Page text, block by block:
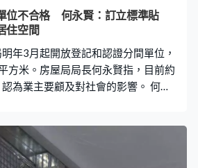
成，有信心房屋供應足夠。「這個
面積改正之後它的成本是否直接轉
環境，四年後，四
位不合格 何永賢：訂立標準貼
住空間
明年3月起開放登記和認證分間單位，
方米。房屋局局長何永賢指，目前約
為業主要顧及對社會的影響。 何永
需要時居住空間都有基本的衞生條
，所以我們定的標準實在很貼地。」